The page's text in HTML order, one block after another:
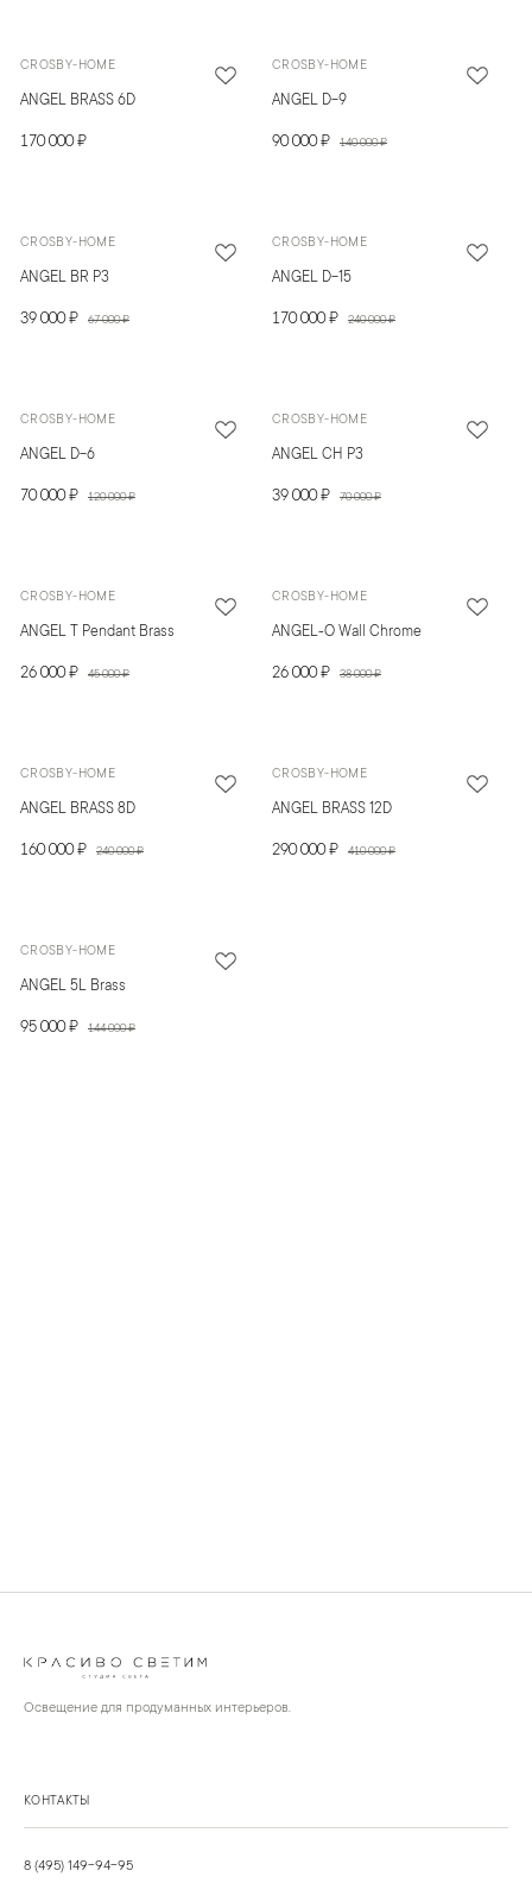
CROSBY-HOME
ANGEL BRASS 6D
170 000 ₽
CROSBY-HOME
ANGEL D-9
90 000 ₽ 140 000 ₽
CROSBY-HOME
ANGEL BR P3
39 000 ₽ 67 000 ₽
CROSBY-HOME
ANGEL D-15
170 000 ₽ 240 000 ₽
CROSBY-HOME
ANGEL D-6
70 000 ₽ 120 000 ₽
CROSBY-HOME
ANGEL CH P3
39 000 ₽ 70 000 ₽
CROSBY-HOME
ANGEL T Pendant Brass
26 000 ₽ 45 000 ₽
CROSBY-HOME
ANGEL-O Wall Chrome
26 000 ₽ 38 000 ₽
CROSBY-HOME
ANGEL BRASS 8D
160 000 ₽ 240 000 ₽
CROSBY-HOME
ANGEL BRASS 12D
290 000 ₽ 410 000 ₽
CROSBY-HOME
ANGEL 5L Brass
95 000 ₽ 144 000 ₽
Освещение для продуманных интерьеров.
КОНТАКТЫ
8 (495) 149-94-95